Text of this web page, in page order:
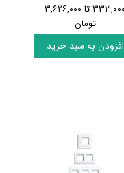
۳۳۳,۰۰۰ تا ۳,۶۲۶,۰۰۰
تومان
افزودن به سبد خرید